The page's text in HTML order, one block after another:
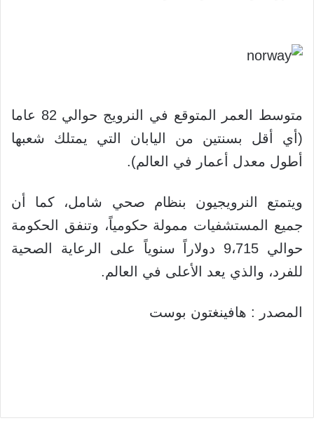
متوسط العمر المتوقع في النرويج حوالي 82 عاما
(أي أقل بسنتين من اليابان التي يمتلك شعبها
أطول معدل أعمار في العالم).
ويتمتع النرويجيون بنظام صحي شامل، كما أن
جميع المستشفيات ممولة حكومياً، وتنفق الحكومة
حوالي 9،715 دولاراً سنوياً على الرعاية الصحية
للفرد، والذي يعد الأعلى في العالم.
المصدر : هافينغتون بوست